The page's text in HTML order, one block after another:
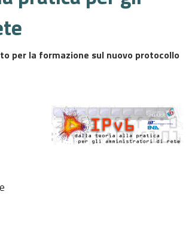
per la formazione sul nuovo protocollo